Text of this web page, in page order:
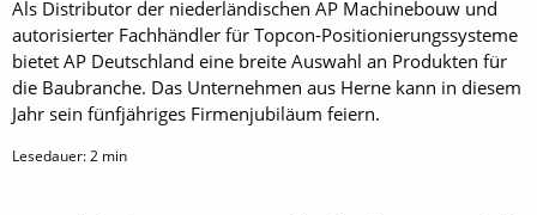
Als Distributor der niederländischen AP Machinebouw und
autorisierter Fachhändler für Topcon-Positionierungssysteme
bietet AP Deutschland eine breite Auswahl an Produkten für
die Baubranche. Das Unternehmen aus Herne kann in diesem
Jahr sein fünfjähriges Firmenjubiläum feiern.
Lesedauer:2 min